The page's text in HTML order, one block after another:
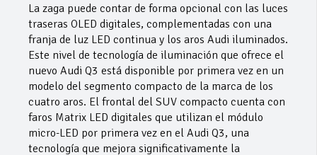
La zaga puede contar de forma opcional con las luces
traseras OLED digitales, complementadas con una
franja de luz LED continua y los aros Audi iluminados.
Este nivel de tecnología de iluminación que ofrece el
nuevo Audi Q3 está disponible por primera vez en un
modelo del segmento compacto de la marca de los
cuatro aros. El frontal del SUV compacto cuenta con
faros Matrix LED digitales que utilizan el módulo
micro-LED por primera vez en el Audi Q3, una
tecnología que mejora significativamente la